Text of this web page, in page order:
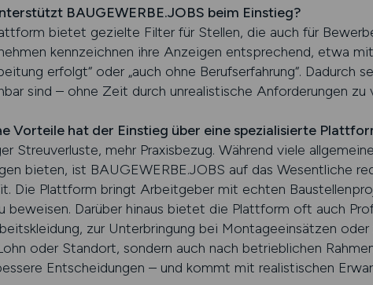
BAUGEWERBE.JOBS beim Einstieg?
bietet gezielte Filter für Stellen, die auch für
kennzeichnen ihre Anzeigen entsprechend, etwa
erfolgt“ oder „auch ohne Berufserfahrung“.
sind – ohne Zeit durch unrealistische Anforderungen zu
Vorteile hat der Einstieg über eine spezialisierte
Streuverluste, mehr Praxisbezug. Während viele
bieten, ist BAUGEWERBE.JOBS auf das Wesentliche
Die Plattform bringt Arbeitgeber mit echten
beweisen. Darüber hinaus bietet die Plattform oft auch
zur Unterbringung bei Montageeinsätzen
oder Standort, sondern auch nach betrieblichen
Entscheidungen – und kommt mit realistischen